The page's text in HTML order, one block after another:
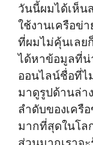
วันนี้ผมได้เห็น
ใช้งานเครือข่
ที่ผมไม่คุ้นเลย
ได้หาข้อมูลที่น่
ออนไลน์ชื่อที่ไ
มาดูรูปด้านล่า
ลำดับของเครื
มากที่สุดในโล